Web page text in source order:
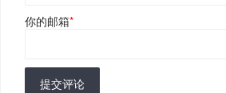
你的邮箱*
提交评论